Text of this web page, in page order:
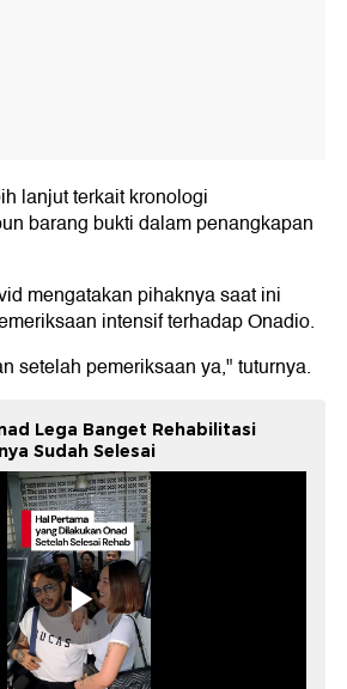
lanjut terkait kronologi
barang bukti dalam penangkapan
mengatakan pihaknya saat ini
intensif terhadap Onadio.
setelah pemeriksaan ya," tuturnya.
Lega Banget Rehabilitasi
Sudah Selesai